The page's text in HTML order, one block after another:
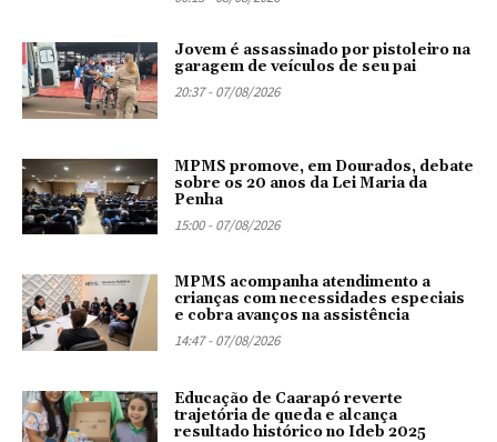
Jovem é assassinado por pistoleiro na
garagem de veículos de seu pai
20:37 - 07/08/2026
MPMS promove, em Dourados, debate
sobre os 20 anos da Lei Maria da
Penha
15:00 - 07/08/2026
MPMS acompanha atendimento a
crianças com necessidades especiais
e cobra avanços na assistência
14:47 - 07/08/2026
Educação de Caarapó reverte
trajetória de queda e alcança
resultado histórico no Ideb 2025